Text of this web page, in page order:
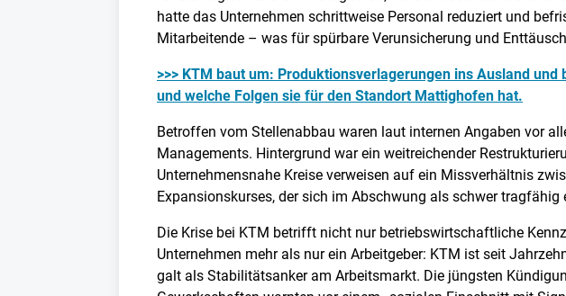
hatte das Unternehmen schrittweise Personal reduziert und
Mitarbeitende – was für spürbare Verunsicherung und
>>> KTM baut um: Produktionsverlagerungen ins Ausland
und welche Folgen sie für den Standort Mattighofen hat.
Betroffen vom Stellenabbau waren laut internen Angaben vor
Managements. Hintergrund war ein weitreichender
Unternehmensnahe Kreise verweisen auf ein Missverhältnis
Expansionskurses, der sich im Abschwung als schwer tragfähig
Die Krise bei KTM betrifft nicht nur betriebswirtschaftliche
Unternehmen mehr als nur ein Arbeitgeber: KTM ist seit
galt als Stabilitätsanker am Arbeitsmarkt. Die jüngsten